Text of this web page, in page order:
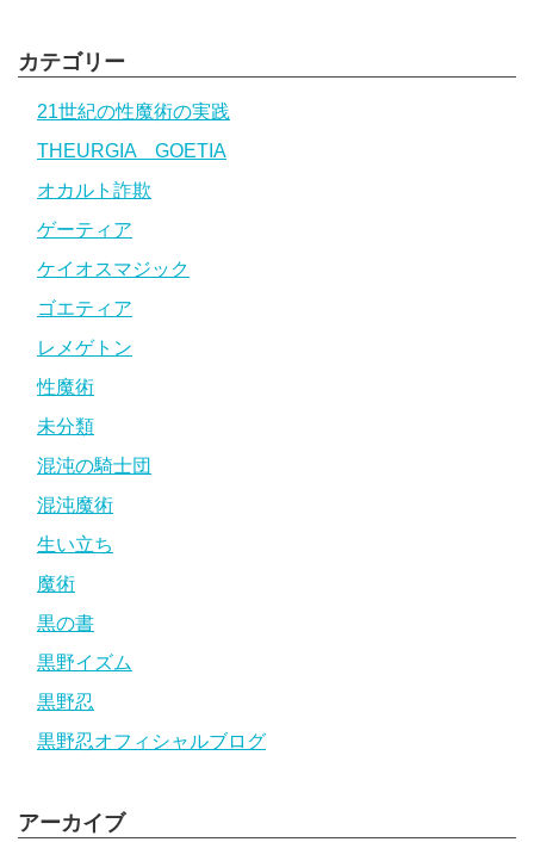
カテゴリー
21世紀の性魔術の実践
THEURGIA GOETIA
オカルト詐欺
ゲーティア
ケイオスマジック
ゴエティア
レメゲトン
性魔術
未分類
混沌の騎士団
混沌魔術
生い立ち
魔術
黒の書
黒野イズム
黒野忍
黒野忍オフィシャルブログ
アーカイブ